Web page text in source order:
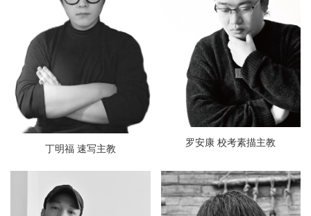
丁明福 速写主教
罗安康 校考素描主教